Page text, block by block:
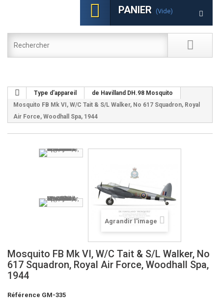
PANIER (vide)
Type d'appareil
de Havilland DH.98 Mosquito
Mosquito FB Mk VI, W/C Tait & S/L Walker, No 617 Squadron, Royal
Air Force, Woodhall Spa, 1944
Agrandir l'image
Mosquito FB Mk VI, W/C Tait & S/L Walker, No
617 Squadron, Royal Air Force, Woodhall Spa,
1944
Référence GM-335